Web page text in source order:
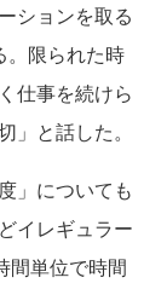
ションを取る
。限られた時
仕事を続けら
と話した。
」についても
イレギュラー
間単位で時間